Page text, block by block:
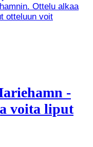
Ottelu alkaa
otteluun voit
-
voita liput